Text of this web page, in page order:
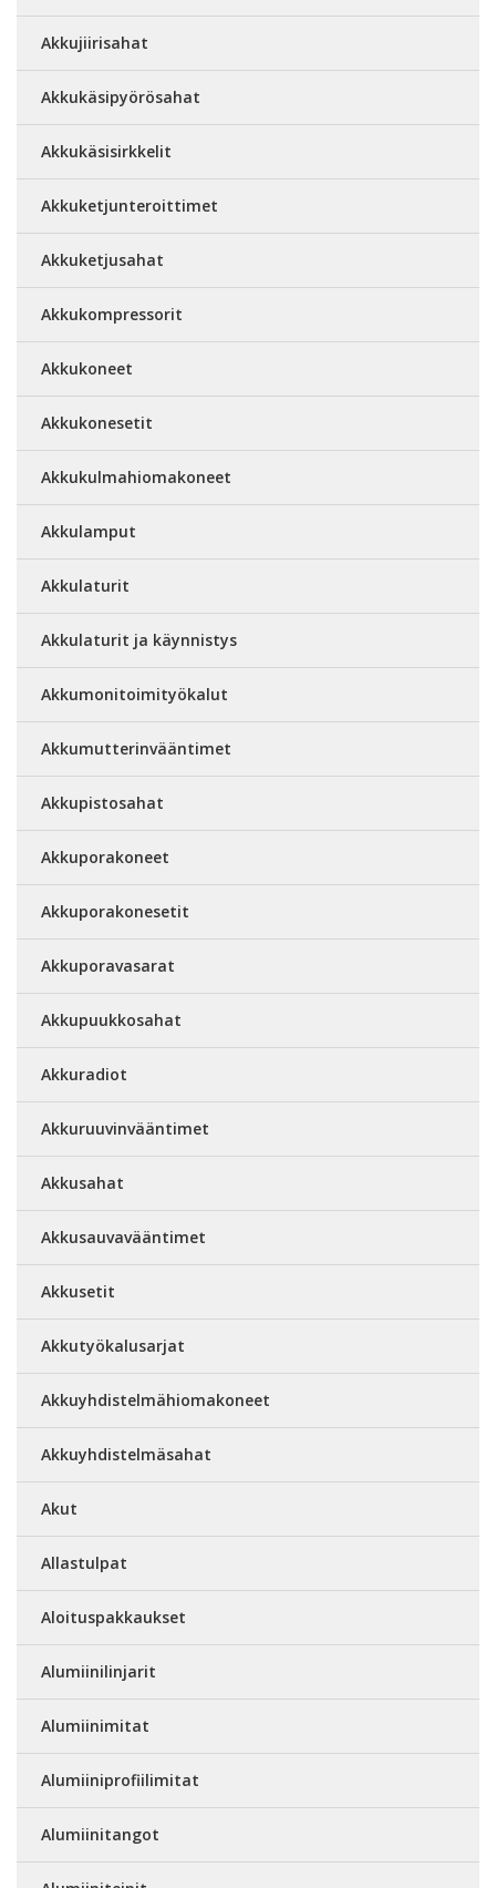
Akkujiirisahat
Akkukäsipyörösahat
Akkukäsisirkkelit
Akkuketjunteroittimet
Akkuketjusahat
Akkukompressorit
Akkukoneet
Akkukonesetit
Akkukulmahiomakoneet
Akkulamput
Akkulaturit
Akkulaturit ja käynnistys
Akkumonitoimityökalut
Akkumutterinvääntimet
Akkupistosahat
Akkuporakoneet
Akkuporakonesetit
Akkuporavasarat
Akkupuukkosahat
Akkuradiot
Akkuruuvinvääntimet
Akkusahat
Akkusauvavääntimet
Akkusetit
Akkutyökalusarjat
Akkuyhdistelmähiomakoneet
Akkuyhdistelmäsahat
Akut
Allastulpat
Aloituspakkaukset
Alumiinilinjarit
Alumiinimitat
Alumiiniprofiilimitat
Alumiinitangot